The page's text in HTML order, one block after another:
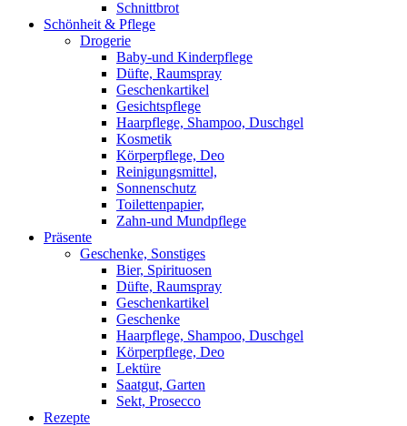
Schnittbrot
Schönheit & Pflege
Drogerie
Baby-und Kinderpflege
Düfte, Raumspray
Geschenkartikel
Gesichtspflege
Haarpflege, Shampoo, Duschgel
Kosmetik
Körperpflege, Deo
Reinigungsmittel,
Sonnenschutz
Toilettenpapier,
Zahn-und Mundpflege
Präsente
Geschenke, Sonstiges
Bier, Spirituosen
Düfte, Raumspray
Geschenkartikel
Geschenke
Haarpflege, Shampoo, Duschgel
Körperpflege, Deo
Lektüre
Saatgut, Garten
Sekt, Prosecco
Rezepte